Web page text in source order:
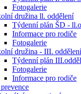
Fotogalerie
družina ll. oddělení
Týdenní plán ŠD -
Informace pro rodiče
Fotogalerie
družina - III. oddělení
Týdenní plán
Fotogalerie
Informace pro rodiče